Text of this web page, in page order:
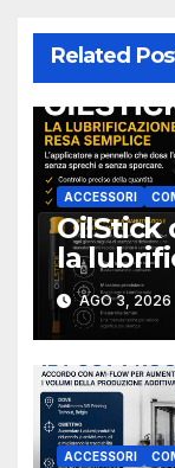
Related
ACCESSORI
OilStick
la
AGO 3, 2026
ACCESSORI